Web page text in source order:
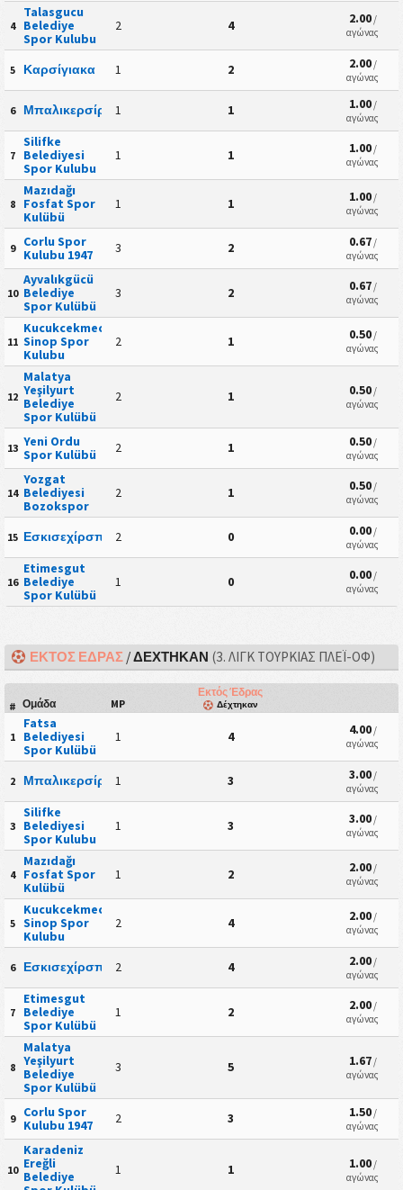
4
Talasgucu
Belediye
Spor Kulubu
2 4 2.00/
αγώνας
5 Καρσίγιακα 1 2 2.00/
αγώνας
6 Μπαλικερσίρσπορ
1 1 1.00/
αγώνας
7
Silifke
Belediyesi
Spor Kulubu
1 1 1.00/
αγώνας
8
Mazıdağı
Fosfat Spor
Kulübü
1 1 1.00/
αγώνας
9
Corlu Spor
Kulubu 1947
3 2 0.67/
αγώνας
10
Ayvalıkgücü
Belediye
Spor Kulübü
3 2 0.67/
αγώνας
11
Kucukcekmece
Sinop Spor
Kulubu
2 1 0.50/
αγώνας
12
Malatya
Yeşilyurt
Belediye
Spor Kulübü
2 1 0.50/
αγώνας
13 Yeni Ordu
Spor Kulübü
2 1 0.50/
αγώνας
14
Yozgat
Belediyesi
Bozokspor
2 1 0.50/
αγώνας
15 Εσκισεχίρσπορ
2 0 0.00/
αγώνας
16
Etimesgut
Belediye
Spor Kulübü
1 0 0.00/
αγώνας
ΕΚΤΌΣ ΈΔΡΑΣ /ΔΈΧΤΗΚΑΝ (3. ΛΙΓΚ ΤΟΥΡΚΊΑΣ ΠΛΈΙ-ΟΦ)
# Ομάδα MP
Εκτός Έδρας
Δέχτηκαν
1
Fatsa
Belediyesi
Spor Kulübü
1 4 4.00/
αγώνας
2 Μπαλικερσίρσπορ
1 3 3.00/
αγώνας
3
Silifke
Belediyesi
Spor Kulubu
1 3 3.00/
αγώνας
4
Mazıdağı
Fosfat Spor
Kulübü
1 2 2.00/
αγώνας
5
Kucukcekmece
Sinop Spor
Kulubu
2 4 2.00/
αγώνας
6 Εσκισεχίρσπορ
2 4 2.00/
αγώνας
7
Etimesgut
Belediye
Spor Kulübü
1 2 2.00/
αγώνας
8
Malatya
Yeşilyurt
Belediye
Spor Kulübü
3 5 1.67/
αγώνας
9
Corlu Spor
Kulubu 1947
2 3 1.50/
αγώνας
10
Karadeniz
Ereğli
Belediye
1 1 1.00/
αγώνας